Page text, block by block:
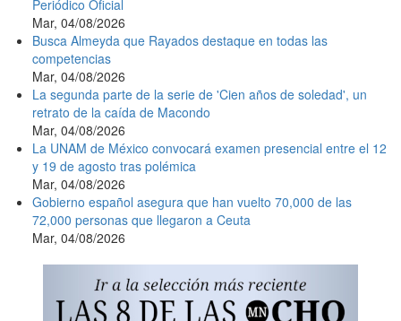
Periódico Oficial
Mar, 04/08/2026
Busca Almeyda que Rayados destaque en todas las
competencias
Mar, 04/08/2026
La segunda parte de la serie de 'Cien años de soledad', un
retrato de la caída de Macondo
Mar, 04/08/2026
La UNAM de México convocará examen presencial entre el 12
y 19 de agosto tras polémica
Mar, 04/08/2026
Gobierno español asegura que han vuelto 70,000 de las
72,000 personas que llegaron a Ceuta
Mar, 04/08/2026